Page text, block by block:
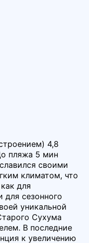
4,8
пляжа 5 мин
своими
климатом, что
для
для сезонного
уникальной
Сухума
В последние
к увеличению